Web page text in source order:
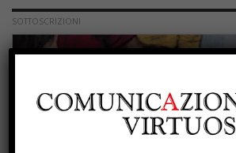
SOTTOSCRIZIONI